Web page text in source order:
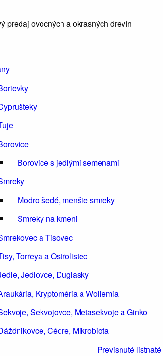
predaj ovocných a okrasných drevín
Borovice s jedlými semenami
Modro šedé, menšie smreky
Smreky na kmeni
a Tisovec
Torreya a Ostrolistec
Jedlovce, Duglasky
Kryptoméria a Wollemia
Sekvojovce, Metasekvoje a Ginko
Cédre, Mikrobiota
Previsnuté listnaté